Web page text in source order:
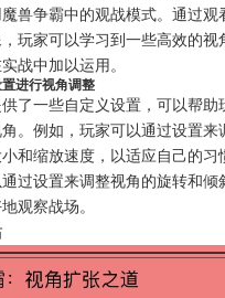
兽争霸中的观战模式。通过观
玩家可以学习到一些高效的视
战中加以运用。
进行视角调整
了一些自定义设置，可以帮助
。例如，玩家可以通过设置来
和缩放速度，以适应自己的习
过设置来调整视角的旋转和倾
观察战场。